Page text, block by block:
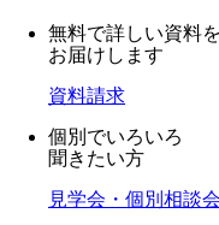
無料で詳しい資料を
お届けします
資料請求
個別でいろいろ
聞きたい方
見学会・個別相談会